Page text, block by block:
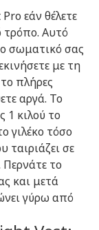
εάν θέλετε
τρόπο. Αυτό
σωματικό σας
με τη
πλήρες
αργά. Το
1 κιλού το
γιλέκο τόσο
ταιριάζει σε
Περνάτε το
και μετά
γύρω από